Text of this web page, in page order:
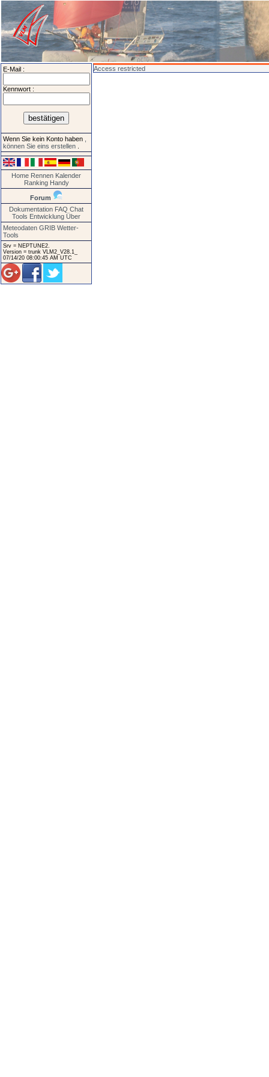
E-Mail :
Kennwort :
Wenn Sie kein Konto haben
können Sie eins erstellen
Home Rennen Kalender
Ranking Handy
Forum
Dokumentation FAQ Chat
Tools Entwicklung Über
Meteodaten GRIB Wetter-
Tools
Srv = NEPTUNE2.
Version = trunk VLM2_V28.1_
07/14/20 08:00:45 AM UTC
Access restricted